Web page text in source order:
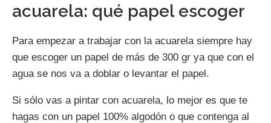
acuarela: qué papel escoger
Para empezar a trabajar con la acuarela siempre hay
que escoger un papel de más de 300 gr ya que con el
agua se nos va a doblar o levantar el papel.
Si sólo vas a pintar con acuarela, lo mejor es que te
hagas con un papel 100% algodón o que contenga al